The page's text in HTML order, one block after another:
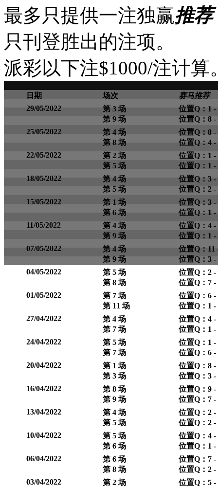
最多只提供一注独赢推荐
只刊登胜出的注项。
派彩以下注$1000/注计算
日期 场次
赛马推荐
29/05/2022
第 3 场
第 9 场
位置Q：1
位置Q：8
25/05/2022
第 4 场
第 8 场
位置Q：8
位置Q：4
22/05/2022
第 2 场
第 5 场
位置Q：1
位置Q：1
18/05/2022
第 4 场
第 5 场
位置Q：3
位置Q：2
15/05/2022
第 1 场
第 6 场
位置Q：3
位置Q：1
11/05/2022
第 4 场
第 9 场
位置Q：4
位置Q：1
07/05/2022
第 4 场
第 9 场
位置Q：11
位置Q：3
04/05/2022
第 5 场
第 8 场
位置Q：2
位置Q：7
01/05/2022
第 7 场
第 11 场
位置Q：6
位置Q：1
27/04/2022
第 4 场
第 7 场
位置Q：4
位置Q：1
24/04/2022
第 5 场
第 7 场
位置Q：1
位置Q：6
20/04/2022
第 1 场
第 3 场
位置Q：8
位置Q：3
16/04/2022
第 8 场
第 9 场
位置Q：9
位置Q：7
13/04/2022
第 4 场
第 5 场
位置Q：2
位置Q：2
10/04/2022
第 5 场
第 6 场
位置Q：4
位置Q：1
06/04/2022
第 6 场
第 8 场
位置Q：7
位置Q：2
03/04/2022
第 2 场
位置Q：5